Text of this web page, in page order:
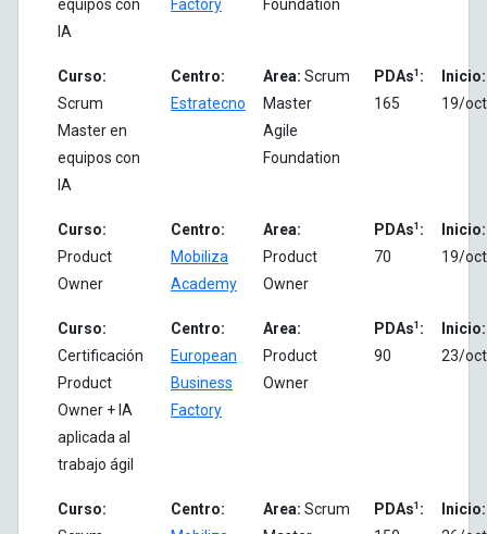
equipos con
IA
Factory
Foundation
Curso:
Scrum
Master en
equipos con
IA
Centro:
Estratecno
Area: Scrum
Master
Agile
Foundation
PDAs1 :
165
Inicio:
19/oct
Curso:
Product
Owner
Centro:
Mobiliza
Academy
Area:
Product
Owner
PDAs1 :
70
Inicio:
19/oct
Curso:
Certificación
Product
Owner + IA
aplicada al
trabajo ágil
Centro:
European
Business
Factory
Area:
Product
Owner
PDAs1 :
90
Inicio:
23/oct
Curso:
Centro:
Area: Scrum
PDAs1 :
Inicio: